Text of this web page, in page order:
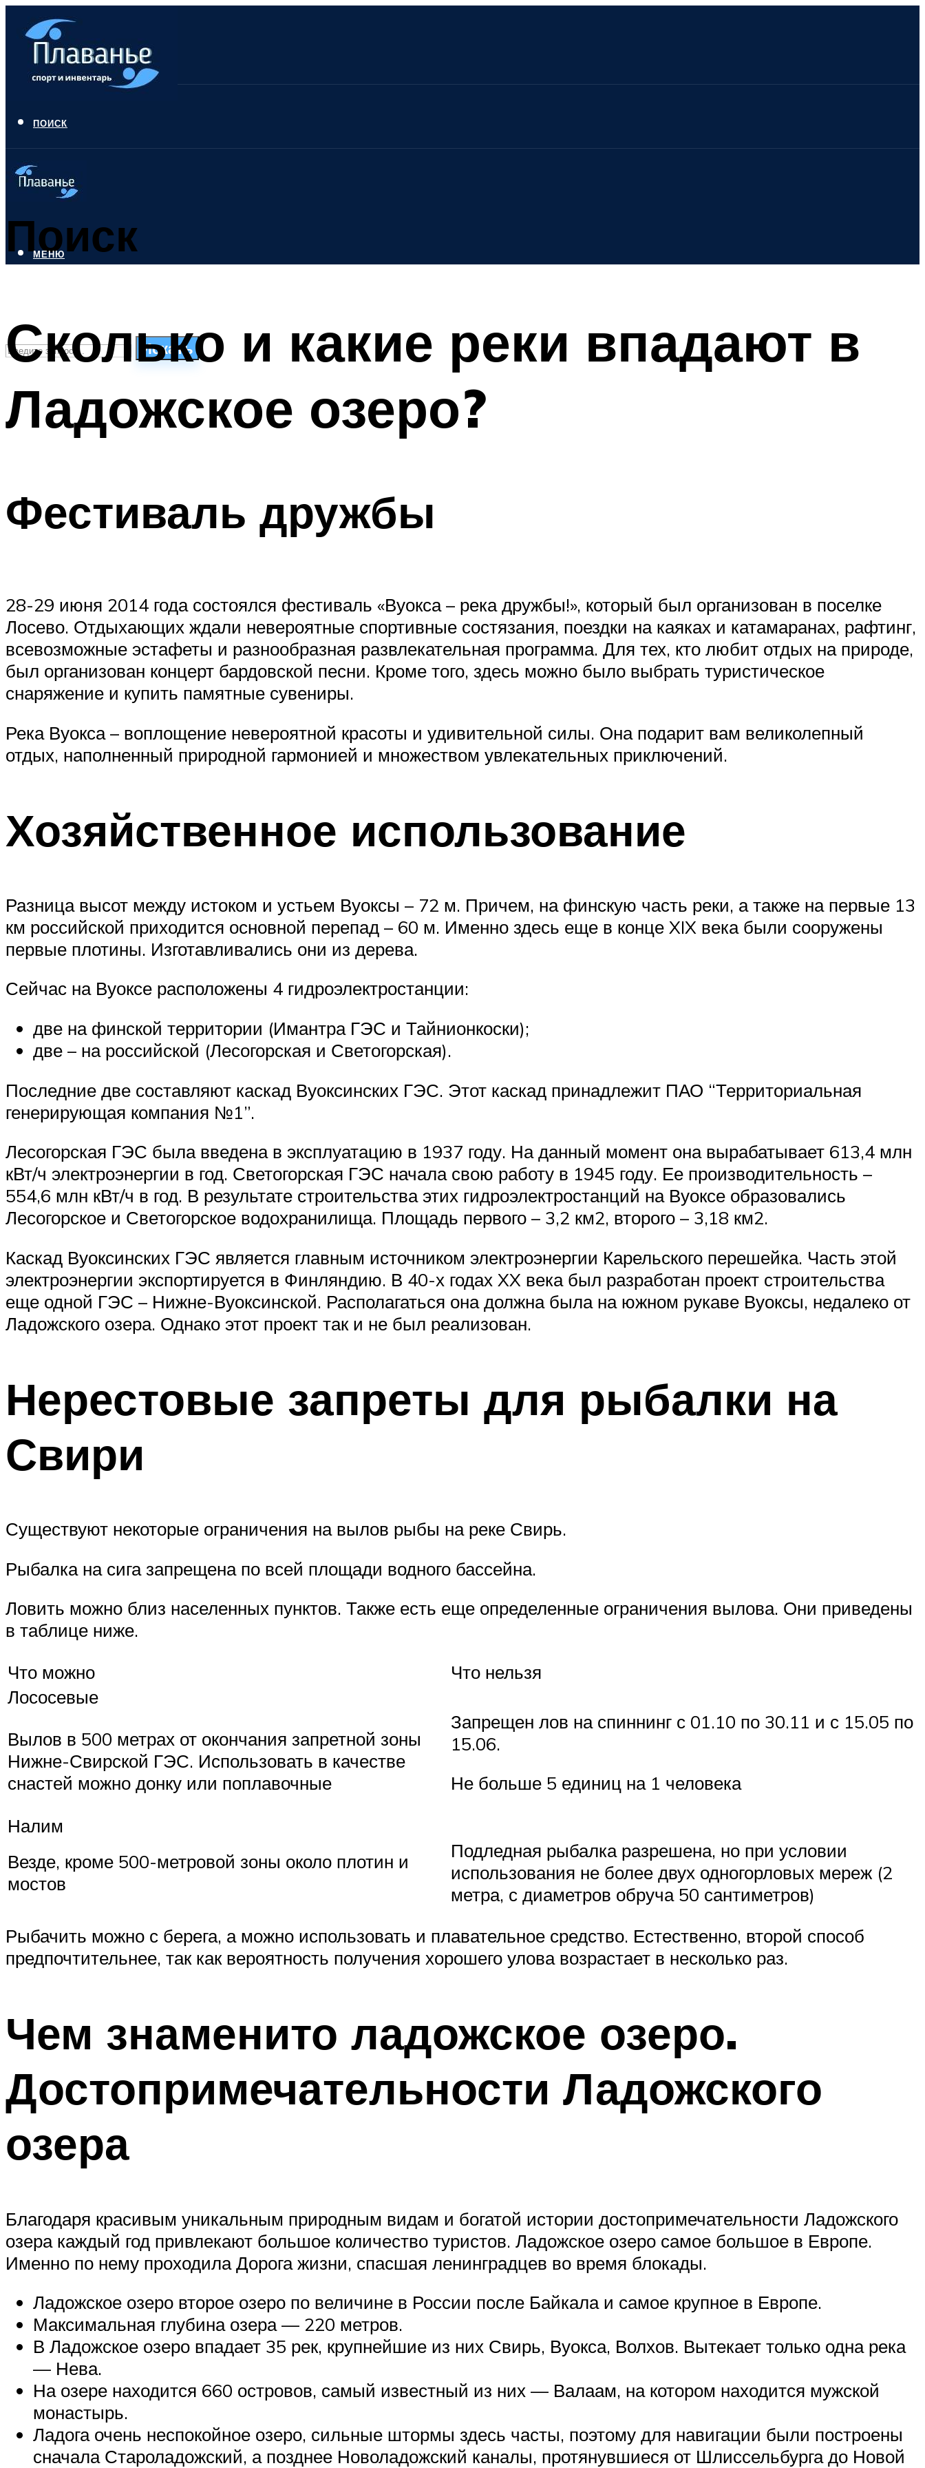
ПОИСК
Поиск
Искать
ПЛАВАНЬЕ ДЛЯ ДЕТЕЙ
ПЛАВАНЬЕ ДЛЯ ПОХУДЕНИЯ
МЕНЮ
МЕНЮ
Сколько и какие реки впадают в
Ладожское озеро?
Фестиваль дружбы
28-29 июня 2014 года состоялся фестиваль «Вуокса – река дружбы!», который был организован в поселке
Лосево. Отдыхающих ждали невероятные спортивные состязания, поездки на каяках и катамаранах, рафтинг,
всевозможные эстафеты и разнообразная развлекательная программа. Для тех, кто любит отдых на природе,
был организован концерт бардовской песни. Кроме того, здесь можно было выбрать туристическое
снаряжение и купить памятные сувениры.
Река Вуокса – воплощение невероятной красоты и удивительной силы. Она подарит вам великолепный
отдых, наполненный природной гармонией и множеством увлекательных приключений.
Хозяйственное использование
Разница высот между истоком и устьем Вуоксы – 72 м. Причем, на финскую часть реки, а также на первые 13
км российской приходится основной перепад – 60 м. Именно здесь еще в конце XIX века были сооружены
первые плотины. Изготавливались они из дерева.
Сейчас на Вуоксе расположены 4 гидроэлектростанции:
две на финской территории (Имантра ГЭС и Тайнионкоски);
две – на российской (Лесогорская и Светогорская).
Последние две составляют каскад Вуоксинских ГЭС. Этот каскад принадлежит ПАО “Территориальная
генерирующая компания №1”.
Лесогорская ГЭС была введена в эксплуатацию в 1937 году. На данный момент она вырабатывает 613,4 млн
кВт/ч электроэнергии в год. Светогорская ГЭС начала свою работу в 1945 году. Ее производительность –
554,6 млн кВт/ч в год. В результате строительства этих гидроэлектростанций на Вуоксе образовались
Лесогорское и Светогорское водохранилища. Площадь первого – 3,2 км2, второго – 3,18 км2.
Каскад Вуоксинских ГЭС является главным источником электроэнергии Карельского перешейка. Часть этой
электроэнергии экспортируется в Финляндию. В 40-х годах XX века был разработан проект строительства
еще одной ГЭС – Нижне-Вуоксинской. Располагаться она должна была на южном рукаве Вуоксы, недалеко от
Ладожского озера. Однако этот проект так и не был реализован.
Нерестовые запреты для рыбалки на
Свири
Существуют некоторые ограничения на вылов рыбы на реке Свирь.
Рыбалка на сига запрещена по всей площади водного бассейна.
Ловить можно близ населенных пунктов. Также есть еще определенные ограничения вылова. Они приведены
в таблице ниже.
Что можно
Что нельзя
Лососевые
Вылов в 500 метрах от окончания запретной зоны
Нижне-Свирской ГЭС. Использовать в качестве
снастей можно донку или поплавочные
Запрещен лов на спиннинг с 01.10 по 30.11 и с 15.05 по
15.06.
Не больше 5 единиц на 1 человека
Налим
Везде, кроме 500-метровой зоны около плотин и
мостов
Подледная рыбалка разрешена, но при условии
использования не более двух одногорловых мереж (2
метра, с диаметров обруча 50 сантиметров)
Рыбачить можно с берега, а можно использовать и плавательное средство. Естественно, второй способ
предпочтительнее, так как вероятность получения хорошего улова возрастает в несколько раз.
Чем знаменито ладожское озеро.
Достопримечательности Ладожского
озера
Благодаря красивым уникальным природным видам и богатой истории достопримечательности Ладожского
озера каждый год привлекают большое количество туристов. Ладожское озеро самое большое в Европе.
Именно по нему проходила Дорога жизни, спасшая ленинградцев во время блокады.
Ладожское озеро второе озеро по величине в России после Байкала и самое крупное в Европе.
Максимальная глубина озера — 220 метров.
В Ладожское озеро впадает 35 рек, крупнейшие из них Свирь, Вуокса, Волхов. Вытекает только одна река
— Нева.
На озере находится 660 островов, самый известный из них — Валаам, на котором находится мужской
монастырь.
Ладога очень неспокойное озеро, сильные штормы здесь часты, поэтому для навигации были построены
сначала Староладожский, а позднее Новоладожский каналы, протянувшиеся от Шлиссельбурга до Новой